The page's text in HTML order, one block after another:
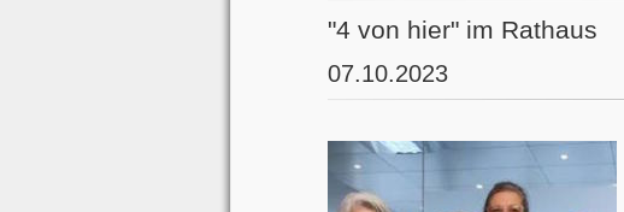
"4 von hier" im Rathaus
07.10.2023